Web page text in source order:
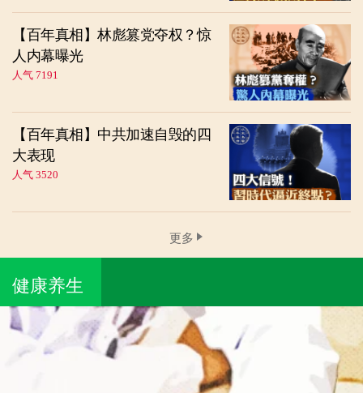
【百年真相】林彪篡党夺权？惊
人内幕曝光
人气 7191
【百年真相】中共加速自毁的四
大表现
人气 3520
更多
健康养生